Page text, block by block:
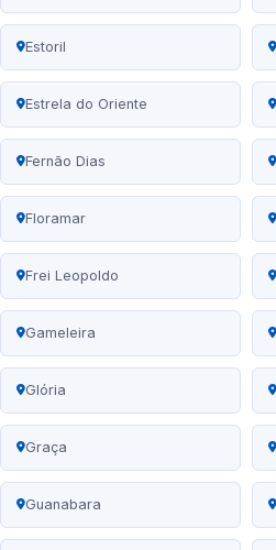
Estoril
Estrela do Oriente
Fernão Dias
Floramar
Frei Leopoldo
Gameleira
Glória
Graça
Guanabara